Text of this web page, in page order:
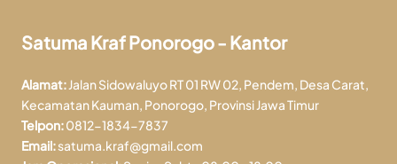
Satuma Kraf Ponorogo - Kantor
Alamat:Jalan Sidowaluyo RT 01 RW 02, Pendem, Desa Carat,
Kecamatan Kauman, Ponorogo, Provinsi Jawa Timur
Telpon:0812-1834-7837
Email:satuma.kraf@gmail.com